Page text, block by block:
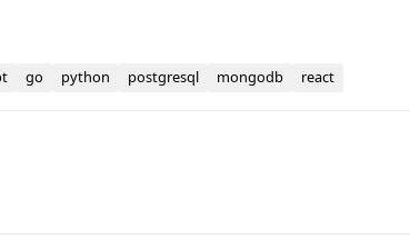
go python postgresql mongodb react